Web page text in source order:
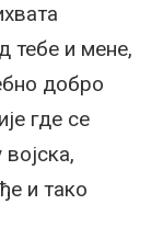
тебе и мене,
добро
где се
и тако